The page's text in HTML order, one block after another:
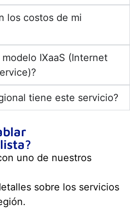
los costos de mi
IXaaS (Internet
tiene este servicio?
uno de nuestros
sobre los servicios